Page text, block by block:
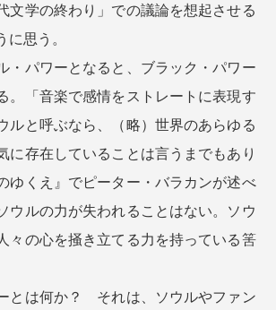
文学の終わり」での議論を想起させる
に思う。
・パワーとなると、ブラック・パワー
。「音楽で感情をストレートに表現す
ルと呼ぶなら、（略）世界のあらゆる
に存在していることは言うまでもあり
ゆくえ』でピーター・バラカンが述べ
ウルの力が失われることはない。ソウ
々の心を掻き立てる力を持っている筈
とは何か？ それは、ソウルやファン